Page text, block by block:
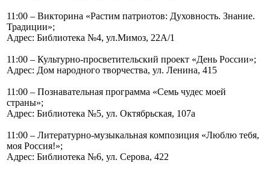
11:00 – Викторина «Растим патриотов: Духовность. Знание.
Традиции»;
Адрес: Библиотека №4, ул.Мимоз, 22А/1
11:00 – Культурно-просветительский проект «День России»;
Адрес: Дом народного творчества, ул. Ленина, 415
11:00 – Познавательная программа «Семь чудес моей
страны»;
Адрес: Библиотека №5, ул. Октябрьская, 107а
11:00 – Литературно-музыкальная композиция «Люблю тебя,
моя Россия!»;
Адрес: Библиотека №6, ул. Серова, 422